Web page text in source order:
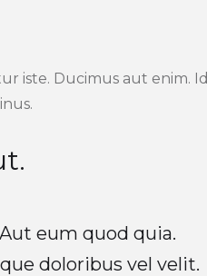
iste. Ducimus aut enim. Id
eum quod quia.
doloribus vel velit.